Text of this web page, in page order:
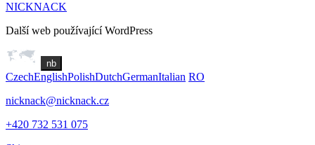
NICKNACK
Další web používající WordPress
nb
CzechEnglishPolishDutchGermanItalian RO
nicknack@nicknack.cz
+420 732 531 075